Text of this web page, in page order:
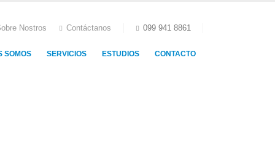
Nostros Contáctanos 099 941 8861
SOMOS SERVICIOS ESTUDIOS CONTACTO